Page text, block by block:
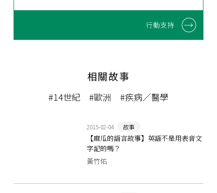
行動支持
相關故事
#14世紀 #歐洲 #疾病／醫學
2015-02-04 故事
【麻瓜的語言故事】英語不是用表音文
字記的嗎？
黃竹佑